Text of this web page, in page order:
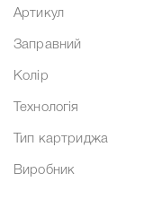
Артикул
Заправний
Колір
Технологія
Тип картриджа
Виробник